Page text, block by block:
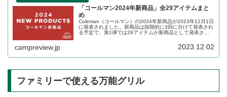
「コールマン2024年新商品」全29アイテムまと
め
Coleman（コールマン）の2024年新商品が2023年12月1日
に発表されました。新商品は段階的に3回に分けて発表され
る予定で、第1弾では29アイテムが新商品として発表され
イテムが登場します。詳細をレビューします。
campreview.jp 2023.12.02
ファミリーで使える万能グリル